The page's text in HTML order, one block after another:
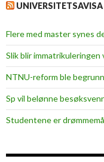
UNIVERSITETSAVISA
Flere med master synes
Slik blir immatrikuleringen
NTNU-reform ble
Sp vil belønne
Studentene er